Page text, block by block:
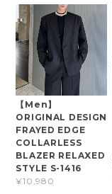
【Men】
ORIGINAL DESIGN
FRAYED EDGE
COLLARLESS
BLAZER RELAXED
STYLE S-1416
¥10,980